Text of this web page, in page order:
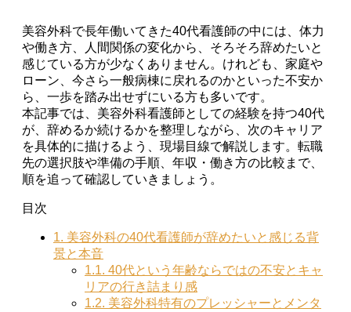
美容外科で長年働いてきた40代看護師の中には、体力
や働き方、人間関係の変化から、そろそろ辞めたいと
感じている方が少なくありません。けれども、家庭や
ローン、今さら一般病棟に戻れるのかといった不安か
ら、一歩を踏み出せずにいる方も多いです。
本記事では、美容外科看護師としての経験を持つ40代
が、辞めるか続けるかを整理しながら、次のキャリア
を具体的に描けるよう、現場目線で解説します。転職
先の選択肢や準備の手順、年収・働き方の比較まで、
順を追って確認していきましょう。
目次
1. 美容外科の40代看護師が辞めたいと感じる背
景と本音
1.1. 40代という年齢ならではの不安とキャ
リアの行き詰まり感
1.2. 美容外科特有のプレッシャーとメンタ